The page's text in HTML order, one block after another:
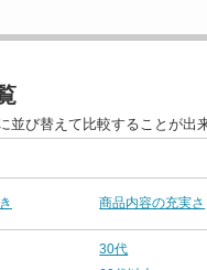
び替えて比較することが出
商品内容の充実さ
30代